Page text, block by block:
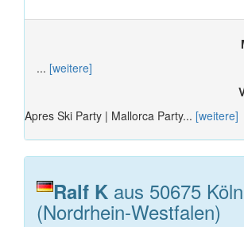
... [weitere]
Apres Ski Party | Mallorca Party... [weitere]
Ralf K aus 50675 Köln
(Nordrhein-Westfalen)